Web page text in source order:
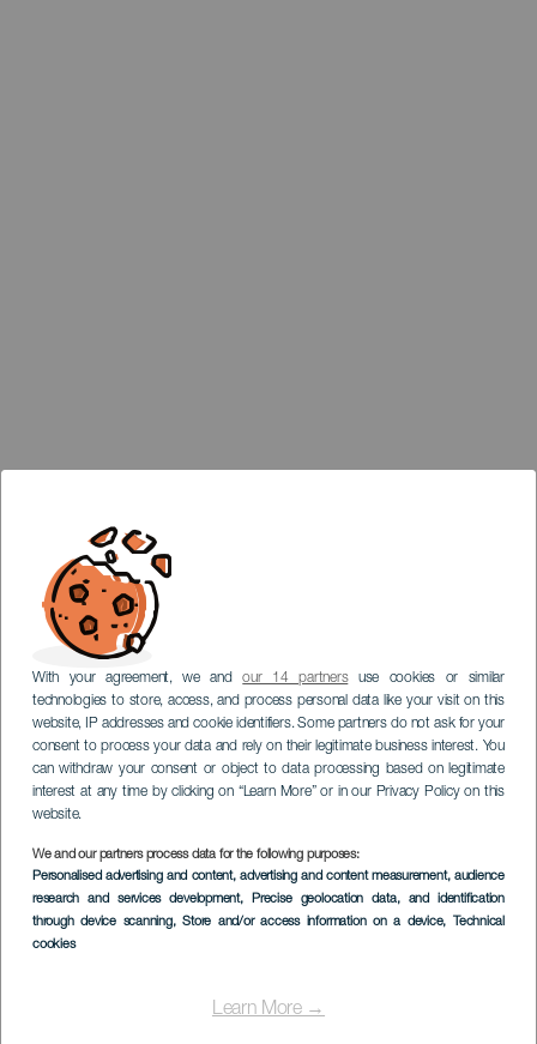
With your agreement, we andour 14 partnersuse cookies or similar
technologies to store, access, and process personal data like your visit on this
website, IP addresses and cookie identifiers. Some partners do not ask for your
consent to process your data and rely on their legitimate business interest. You
can withdraw your consent or object to data processing based on legitimate
interest at any time by clicking on “Learn More” or in our Privacy Policy on this
website.
We and our partners process data for the following purposes:
Personalised advertising and content, advertising and content measurement, audience
research and services development, Precise geolocation data, and identification
through device scanning, Store and/or access information on a device, Technical
cookies
Learn More →
Mirador del Bailadero
TENERIFE